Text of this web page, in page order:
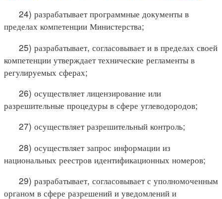
24) разрабатывает программные документы в
пределах компетенции Министерства;
25) разрабатывает, согласовывает и в пределах своей
компетенции утверждает технические регламенты в
регулируемых сферах;
26) осуществляет лицензирование или
разрешительные процедуры в сфере углеводородов;
27) осуществляет разрешительный контроль;
28) осуществляет запрос информации из
национальных реестров идентификационных номеров;
29) разрабатывает, согласовывает с уполномоченным
органом в сфере разрешений и уведомлений и